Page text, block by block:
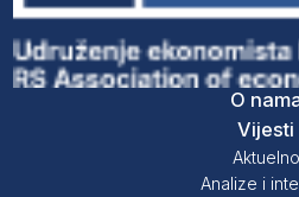
O
Vijesti
Aktuelno
Analize i